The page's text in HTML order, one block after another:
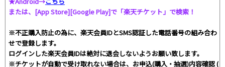
または、[App Store][Google Play]で「楽天チケット」で検索！
※不正購入防止の為に、楽天会員IDとSMS認証した電話番号の組み合わ
せで登録します。
ログインした楽天会員IDは絶対に退会しないようお願い致します。
※チケットが自動で受け取れない場合は、お申込(購入・抽選)内容確認 (